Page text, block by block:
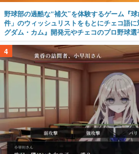
野球部の過酷な“補欠”を体験するゲーム『
件」のウィッシュリストをもとにチェコ語
グダム・カム』開発元やチェコのプロ野球
4